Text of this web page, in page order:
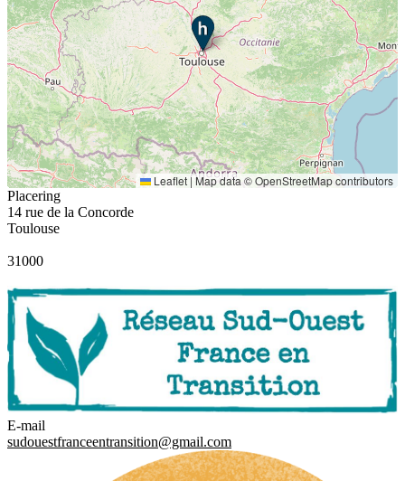
Leaflet |Map data ©OpenStreetMapcontributors
Placering
14 rue de la Concorde
Toulouse
31000
E-mail
sudouestfranceentransition@gmail.com